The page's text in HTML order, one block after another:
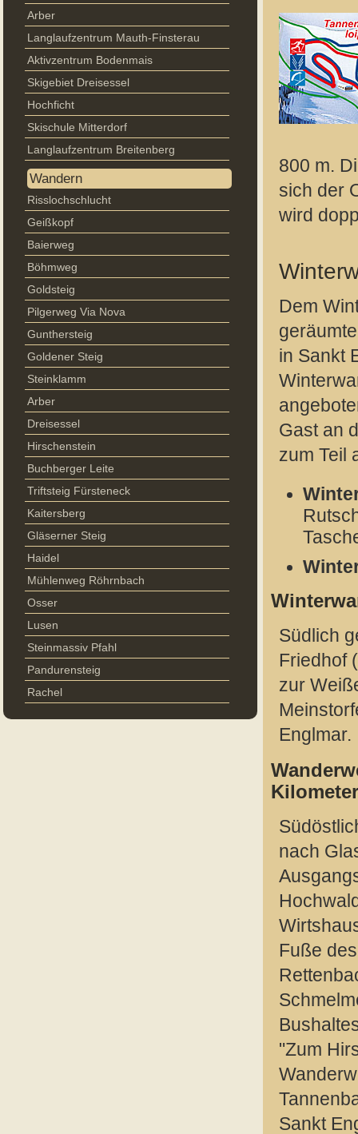
Arber
Langlaufzentrum Mauth-Finsterau
Aktivzentrum Bodenmais
Skigebiet Dreisessel
Hochficht
Skischule Mitterdorf
Langlaufzentrum Breitenberg
Wandern
Risslochschlucht
Geißkopf
Baierweg
Böhmweg
Goldsteig
Pilgerweg Via Nova
Gunthersteig
Goldener Steig
Steinklamm
Arber
Dreisessel
Hirschenstein
Buchberger Leite
Triftsteig Fürsteneck
Kaitersberg
Gläserner Steig
Haidel
Mühlenweg Röhrnbach
Osser
Lusen
Steinmassiv Pfahl
Pandurensteig
Rachel
800 m.
sich der
wird
Dem
in Sankt
Gast an
zum Teil
Südlich
Friedhof
zur
Englmar.
nach
Fuße
"Zum
Sankt